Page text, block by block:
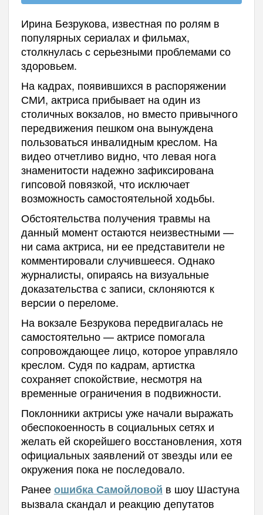
Ирина Безрукова, известная по ролям в
популярных сериалах и фильмах,
столкнулась с серьезными проблемами со
здоровьем.
На кадрах, появившихся в распоряжении
СМИ, актриса прибывает на один из
столичных вокзалов, но вместо привычного
передвижения пешком она вынуждена
пользоваться инвалидным креслом. На
видео отчетливо видно, что левая нога
знаменитости надежно зафиксирована
гипсовой повязкой, что исключает
возможность самостоятельной ходьбы.
Обстоятельства получения травмы на
данный момент остаются неизвестными —
ни сама актриса, ни ее представители не
комментировали случившееся. Однако
журналисты, опираясь на визуальные
доказательства с записи, склоняются к
версии о переломе.
На вокзале Безрукова передвигалась не
самостоятельно — актрисе помогала
сопровождающее лицо, которое управляло
креслом. Судя по кадрам, артистка
сохраняет спокойствие, несмотря на
временные ограничения в подвижности.
Поклонники актрисы уже начали выражать
обеспокоенность в социальных сетях и
желать ей скорейшего восстановления, хотя
официальных заявлений от звезды или ее
окружения пока не последовало.
Ранееошибка Самойловой в шоу Шастуна
вызвала скандал и реакцию депутатов